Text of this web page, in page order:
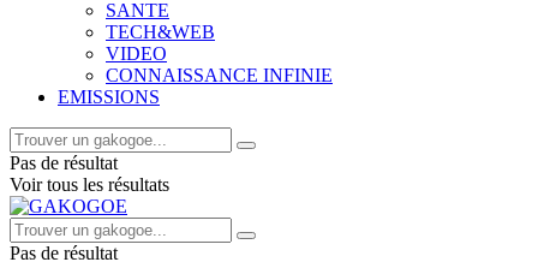
SANTE
TECH&WEB
VIDEO
CONNAISSANCE INFINIE
EMISSIONS
Pas de résultat
Voir tous les résultats
Pas de résultat